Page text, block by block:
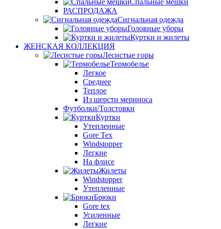
Спальные мешки
РАСПРОДАЖА
Сигнальная одежда
Головные уборы
Куртки и жилеты
ЖЕНСКАЯ КОЛЛЕКЦИЯ
Лесистые горы
Термобелье
Легкое
Среднее
Теплое
Из шерсти мериноса
Футболки/Толстовки
Куртки
Утепленные
Gore Tex
Windstopper
Легкие
На флисе
Жилеты
Windstopper
Утепленные
Брюки
Gore tex
Усиленные
Легкие